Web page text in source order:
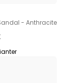
- Anthracite